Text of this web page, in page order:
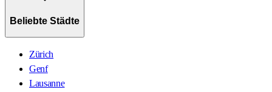
Beliebte Städte
Zürich
Genf
Lausanne